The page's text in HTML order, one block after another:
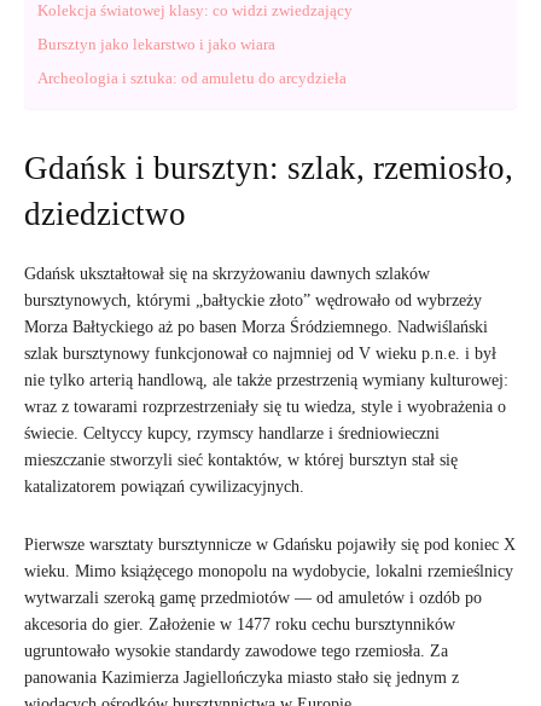
Kolekcja światowej klasy: co widzi zwiedzający
Bursztyn jako lekarstwo i jako wiara
Archeologia i sztuka: od amuletu do arcydzieła
Gdańsk i bursztyn: szlak, rzemiosło,
dziedzictwo
Gdańsk ukształtował się na skrzyżowaniu dawnych szlaków
bursztynowych, którymi „bałtyckie złoto” wędrowało od wybrzeży
Morza Bałtyckiego aż po basen Morza Śródziemnego. Nadwiślański
szlak bursztynowy funkcjonował co najmniej od V wieku p.n.e. i był
nie tylko arterią handlową, ale także przestrzenią wymiany kulturowej:
wraz z towarami rozprzestrzeniały się tu wiedza, style i wyobrażenia o
świecie. Celtyccy kupcy, rzymscy handlarze i średniowieczni
mieszczanie stworzyli sieć kontaktów, w której bursztyn stał się
katalizatorem powiązań cywilizacyjnych.
Pierwsze warsztaty bursztynnicze w Gdańsku pojawiły się pod koniec X
wieku. Mimo książęcego monopolu na wydobycie, lokalni rzemieślnicy
wytwarzali szeroką gamę przedmiotów — od amuletów i ozdób po
akcesoria do gier. Założenie w 1477 roku cechu bursztynników
ugruntowało wysokie standardy zawodowe tego rzemiosła. Za
panowania Kazimierza Jagiellończyka miasto stało się jednym z